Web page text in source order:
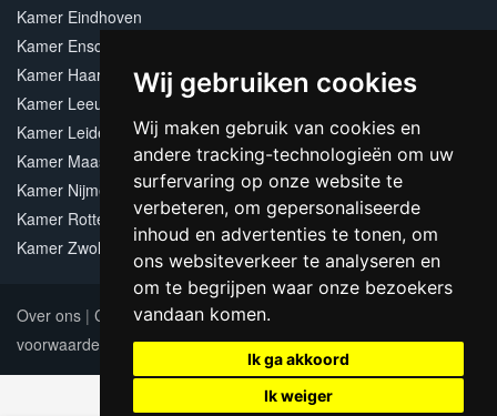
Wij gebruiken cookies
Wij maken gebruik van cookies en
andere tracking-technologieën om uw
surfervaring op onze website te
verbeteren, om gepersonaliseerde
inhoud en advertenties te tonen, om
ons websiteverkeer te analyseren en
om te begrijpen waar onze bezoekers
vandaan komen.
Ik ga akkoord
Ik weiger
Kamer Eindhoven
Kamer Enschede
Kamer Haarlem
Kamer Leeuwarden
Kamer Leiden
Kamer Maastricht
Kamer Nijmegen
Kamer Rotterdam
Kamer Zwolle
Over ons | Contact|Adverteren|Sitemap
voorwaarden
Update cookies preferences